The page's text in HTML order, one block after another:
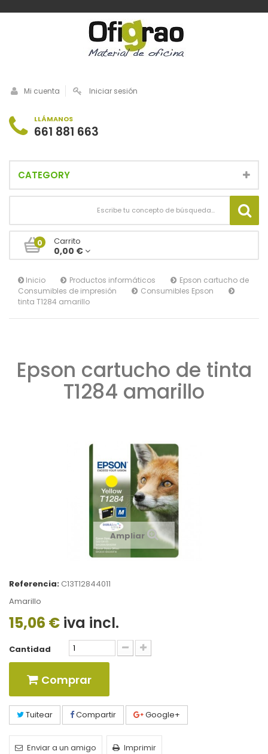
Mi cuenta Iniciar sesión
LLÁMANOS
661 881 663
CATEGORY
0 Carrito
0,00 €
Inicio
Productos informáticos
Consumibles de impresión
Consumibles Epson
Epson cartucho de
tinta T1284 amarillo
Epson cartucho de tinta
T1284 amarillo
Ampliar
Referencia: C13T12844011
Amarillo
15,06 € iva incl.
Cantidad
Comprar
Tuitear Compartir Google+
Enviar a un amigo Imprimir